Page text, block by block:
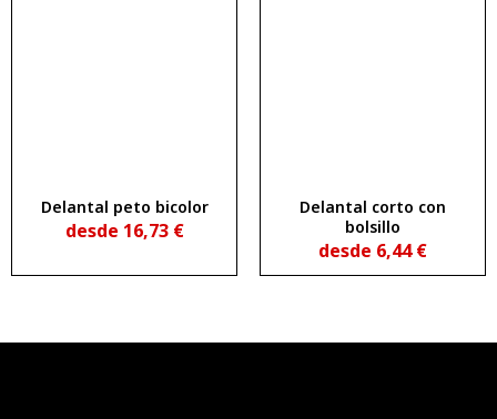
Delantal peto bicolor
desde 16,73 €
Delantal corto con
bolsillo
desde 6,44€